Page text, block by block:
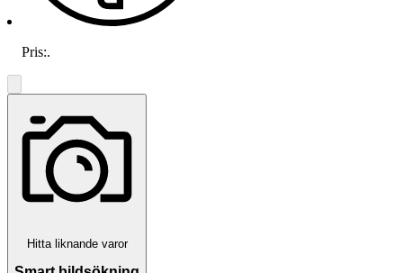
Pris:.
Hitta liknande varor